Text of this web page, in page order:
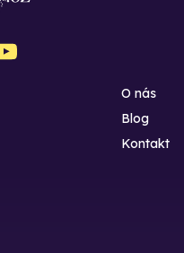
O nás
Blog
Kontakt